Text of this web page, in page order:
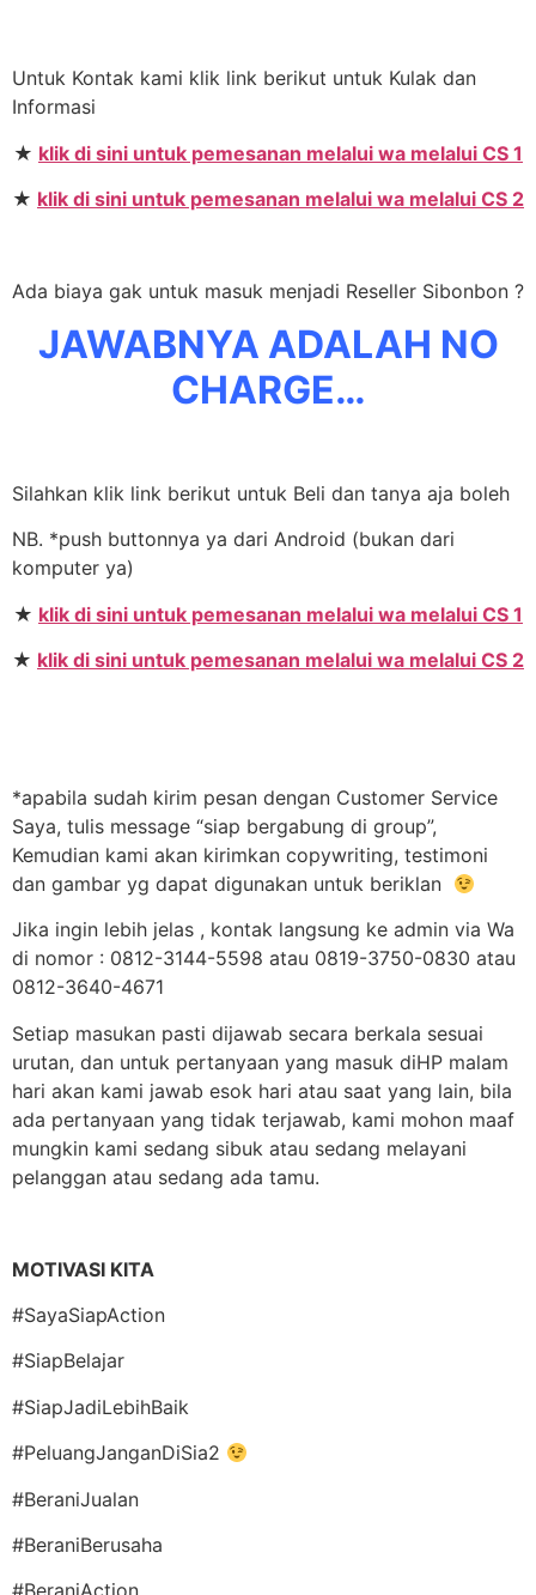
Untuk Kontak kami klik link berikut untuk Kulak dan
Informasi
★ klik di sini untuk pemesanan melalui wa melalui CS 1
★ klik di sini untuk pemesanan melalui wa melalui CS 2
Ada biaya gak untuk masuk menjadi Reseller Sibonbon ?
JAWABNYA ADALAH NO
CHARGE…
Silahkan klik link berikut untuk Beli dan tanya aja boleh
NB. *push buttonnya ya dari Android (bukan dari
komputer ya)
★ klik di sini untuk pemesanan melalui wa melalui CS 1
★ klik di sini untuk pemesanan melalui wa melalui CS 2
*apabila sudah kirim pesan dengan Customer Service
Saya, tulis message “siap bergabung di group”,
Kemudian kami akan kirimkan copywriting, testimoni
dan gambar yg dapat digunakan untuk beriklan
Jika ingin lebih jelas , kontak langsung ke admin via Wa
di nomor : 0812-3144-5598 atau 0819-3750-0830 atau
0812-3640-4671
Setiap masukan pasti dijawab secara berkala sesuai
urutan, dan untuk pertanyaan yang masuk diHP malam
hari akan kami jawab esok hari atau saat yang lain, bila
ada pertanyaan yang tidak terjawab, kami mohon maaf
mungkin kami sedang sibuk atau sedang melayani
pelanggan atau sedang ada tamu.
MOTIVASI KITA
#SayaSiapAction
#SiapBelajar
#SiapJadiLebihBaik
#PeluangJanganDiSia2
#BeraniJualan
#BeraniBerusaha